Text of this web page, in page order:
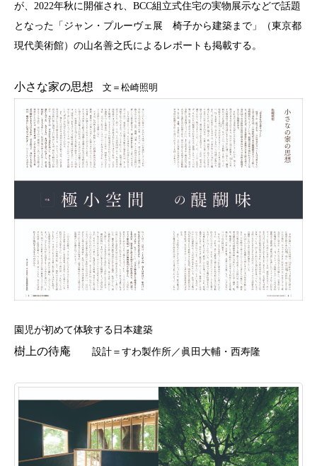
が、 2022年秋に開催され、 BCC組立式住宅の実物展示などで話題
となった「ジャン・プルーヴェ展 椅子から建築まで」（東京都
現代美術館）の山名善之氏によるレポートも掲載する。
小さな家の思想 文＝松崎照明
園児が初めて体験する日本建築
樹上の待庵 設計＝すわ製作所／眞田大輔・西寿隆